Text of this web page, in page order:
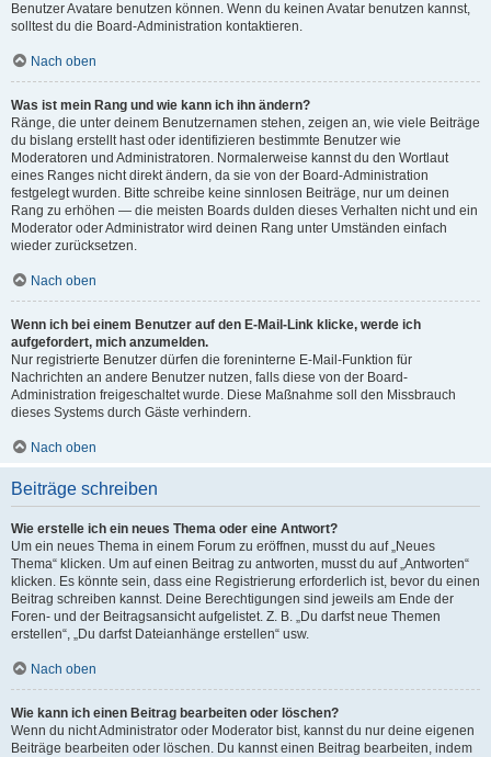
Benutzer Avatare benutzen können. Wenn du keinen Avatar benutzen kannst,
solltest du die Board-Administration kontaktieren.
Nach oben
Was ist mein Rang und wie kann ich ihn ändern?
Ränge, die unter deinem Benutzernamen stehen, zeigen an, wie viele Beiträge
du bislang erstellt hast oder identifizieren bestimmte Benutzer wie
Moderatoren und Administratoren. Normalerweise kannst du den Wortlaut
eines Ranges nicht direkt ändern, da sie von der Board-Administration
festgelegt wurden. Bitte schreibe keine sinnlosen Beiträge, nur um deinen
Rang zu erhöhen — die meisten Boards dulden dieses Verhalten nicht und ein
Moderator oder Administrator wird deinen Rang unter Umständen einfach
wieder zurücksetzen.
Nach oben
Wenn ich bei einem Benutzer auf den E-Mail-Link klicke, werde ich
aufgefordert, mich anzumelden.
Nur registrierte Benutzer dürfen die foreninterne E-Mail-Funktion für
Nachrichten an andere Benutzer nutzen, falls diese von der Board-
Administration freigeschaltet wurde. Diese Maßnahme soll den Missbrauch
dieses Systems durch Gäste verhindern.
Nach oben
Beiträge schreiben
Wie erstelle ich ein neues Thema oder eine Antwort?
Um ein neues Thema in einem Forum zu eröffnen, musst du auf „Neues
Thema“ klicken. Um auf einen Beitrag zu antworten, musst du auf „Antworten“
klicken. Es könnte sein, dass eine Registrierung erforderlich ist, bevor du einen
Beitrag schreiben kannst. Deine Berechtigungen sind jeweils am Ende der
Foren- und der Beitragsansicht aufgelistet. Z. B. „Du darfst neue Themen
erstellen“, „Du darfst Dateianhänge erstellen“ usw.
Nach oben
Wie kann ich einen Beitrag bearbeiten oder löschen?
Wenn du nicht Administrator oder Moderator bist, kannst du nur deine eigenen
Beiträge bearbeiten oder löschen. Du kannst einen Beitrag bearbeiten, indem